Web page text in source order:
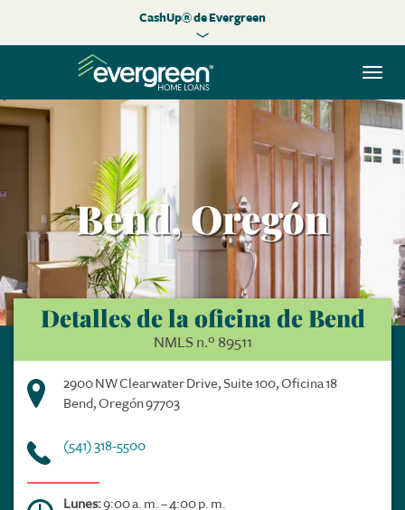
CashUp® de Evergreen
Bend, Oregón
Detalles de la oficina de Bend
NMLS n.º 89511
2900 NW Clearwater Drive, Suite 100, Oficina 18
Bend, Oregón 97703
(541) 318-5500
Lunes:9:00 a. m. – 4:00 p. m.